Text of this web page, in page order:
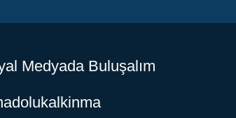
Medyada Buluşalım